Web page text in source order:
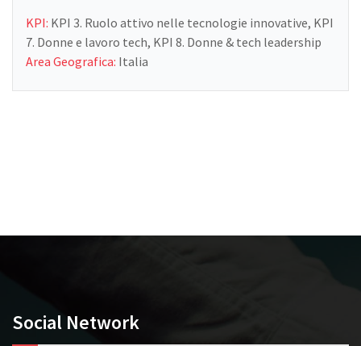
KPI: KPI 3. Ruolo attivo nelle tecnologie innovative, KPI
7. Donne e lavoro tech, KPI 8. Donne & tech leadership
Area Geografica: Italia
Social Network